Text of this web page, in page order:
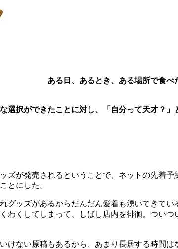
ある日、あるとき、ある場所で食べ
選択ができたことに対し、「自分って天才？
が発売されるということで、ネットの先着
とにした。
グッズがあるからだんだん愛着も湧いてきて
わくしてしまって、しばし店内を徘徊。つい
けない原稿もあるから、あまり長居する時間